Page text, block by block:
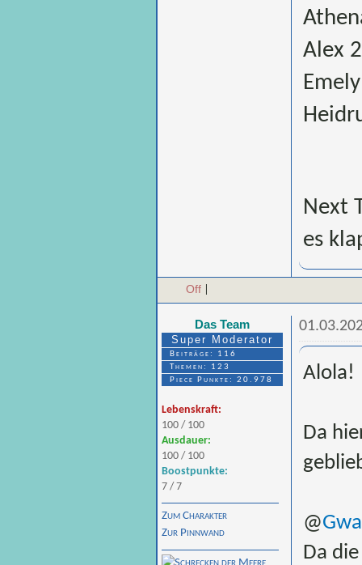
Alex
Next
es
Off
Das Team
Super Moderator
Beiträge: 116
Themen: 123
Piece Punkte: 20.978
Lebenskraft:
100 / 100
Ausdauer:
100 / 100
Boostpunkte:
7 / 7
Zum Charakter
Zur Pinnwand
Alola!
Da
@
Da